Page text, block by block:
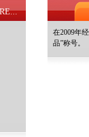
在2009年
品”称号。